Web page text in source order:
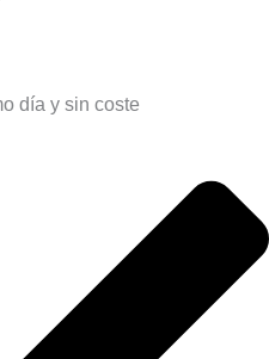
día y sin coste